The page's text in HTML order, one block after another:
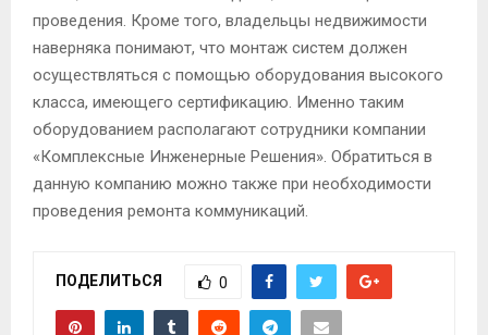
проведения. Кроме того, владельцы недвижимости
наверняка понимают, что монтаж систем должен
осуществляться с помощью оборудования высокого
класса, имеющего сертификацию. Именно таким
оборудованием располагают сотрудники компании
«Комплексные Инженерные Решения». Обратиться в
данную компанию можно также при необходимости
проведения ремонта коммуникаций.
ПОДЕЛИТЬСЯ 0